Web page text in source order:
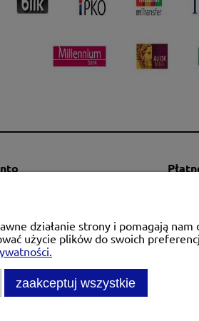
Czas
działanie strony i pomagają
użycie plików do swoich
zaakceptuj wszystkie